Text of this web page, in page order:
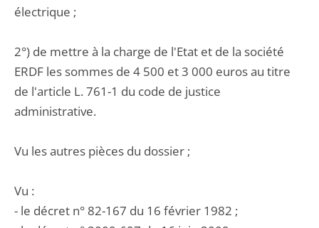
électrique ;
2°) de mettre à la charge de l'Etat et de la société
ERDF les sommes de 4 500 et 3 000 euros au titre
de l'article L. 761-1 du code de justice
administrative.
Vu les autres pièces du dossier ;
Vu :
- le décret n° 82-167 du 16 février 1982 ;